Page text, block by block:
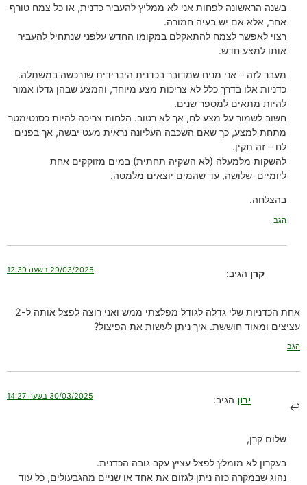
בשנה הראשונה לפחות אני לא ממליץ להעביר כדנית, או כל צמח טורף
אחר, אלא אם יש בעיה חמורה.
רצוי לאפשר לצמח להתאקלם במקומו החדש עלפני שנתחיל להעביר
אותו למצע חדש.
מעבר לזה – אני מניח שמדובר בכדנית היברידית שנרכשה במשתלה.
כדניות אלו בדרך כלל לא צריכות מצע מיוחד, והמצע שבהן גדלו אמור
להיות מתאים למספר שנים.
חשוב לשמור על מצע לח, אך לא רטוב. הלחות צריכה להיות כסנטימטר
מתחת למצע, כך שאם השכבה העליונה נראית מעט יבשה, אך בפנים
לח – זה תקין.
להשקות מלמעלה (לא השקיה תחתית) במים מזוקקים אחת
ליומיים-שלושה, עד שהמים יוצאים מלמטה.
בהצלחה.
הגב
קרן הגיב: 29/03/2025 בשעה 12:39
אחת הכדניות שלי גדלה לגודל מפלצתי ממש ואני רוצה לפצל אותה ל-2
עציצים ומאוד חוששת. איך ניתן לעשות את הפיצול?
הגב
ירון הגיב: 30/03/2025 בשעה 14:27
שלום קרן,
בעקרון לא מומלץ לפצל עציץ עקב גובה הכדנית.
נהוג שבמקרה כזה ניתן לגזום את אחד או שניים מהגבעולים, כל עוד